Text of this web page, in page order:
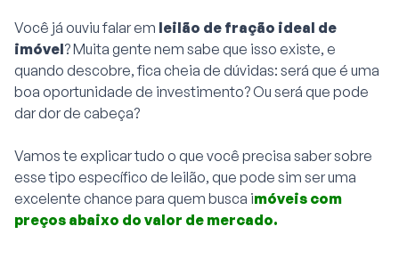
Você já ouviu falar em leilão de fração ideal de
imóvel? Muita gente nem sabe que isso existe, e
quando descobre, fica cheia de dúvidas: será que é uma
boa oportunidade de investimento? Ou será que pode
dar dor de cabeça?
Vamos te explicar tudo o que você precisa saber sobre
esse tipo específico de leilão, que pode sim ser uma
excelente chance para quem busca imóveis com
preços abaixo do valor de mercado.